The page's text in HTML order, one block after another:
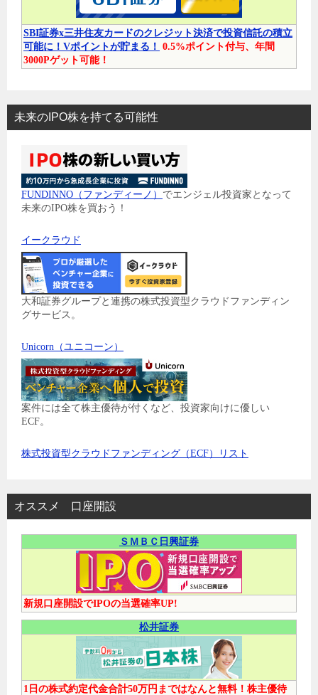
SBI証券x三井住友カードのクレジット決済で投資信託の積立
可能に！Vポイントが貯まる！ 0.5%ポイント付与、年間
3000Pゲット可能！
未来のIPO株を持てる可能性
FUNDINNO（ファンディーノ） でエンジェル投資家となって
未来のIPO株を買おう！
イークラウド
大和証券グループと連携の株式投資型クラウドファンディン
グサービス。
Unicorn（ユニコーン）
案件には全て株主優待が付くなど、投資家向けに優しい
ECF。
株式投資型クラウドファンディング（ECF）リスト
オススメ 口座開設
ＳＭＢＣ日興証券
新規口座開設でIPOの当選確率UP!
松井証券
1日の株式約定代金合計50万円まではなんと無料！株主優待